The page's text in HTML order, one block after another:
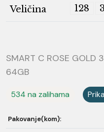
Veličina 128
SMART C ROSE GOLD
64GB
534 na zalihama
Pakovanje(kom):